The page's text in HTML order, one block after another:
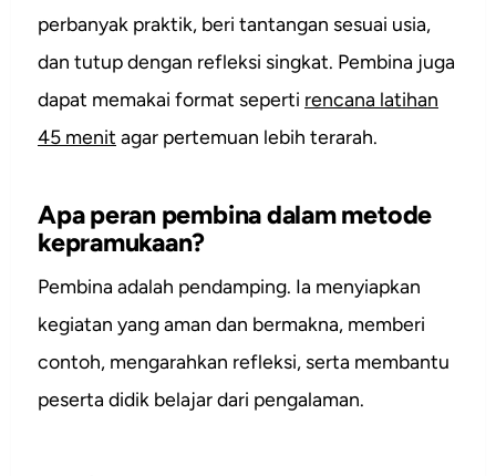
perbanyak praktik, beri tantangan sesuai usia,
dan tutup dengan refleksi singkat. Pembina juga
dapat memakai format seperti rencana latihan
45 menit agar pertemuan lebih terarah.
Apa peran pembina dalam metode
kepramukaan?
Pembina adalah pendamping. Ia menyiapkan
kegiatan yang aman dan bermakna, memberi
contoh, mengarahkan refleksi, serta membantu
peserta didik belajar dari pengalaman.